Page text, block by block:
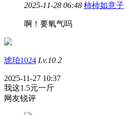
2025-11-28 06:48 柿柿如意子
啊！要氧气吗
琥珀1024 Lv.10 2
2025-11-27 10:37
我这1.5元一斤
网友锐评